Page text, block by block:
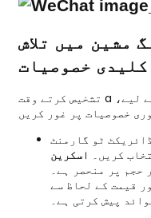
مشین میں تلاش
خصوصیات
تشخیص کرتے وقت a لیے،
ڈائریکٹ ٹو گارمنٹ (DTG)،
کریں۔ اسکرین
حجم پر منحصر ہے۔
قیمت کے لحاظ سے
پیش کرتی ہے۔